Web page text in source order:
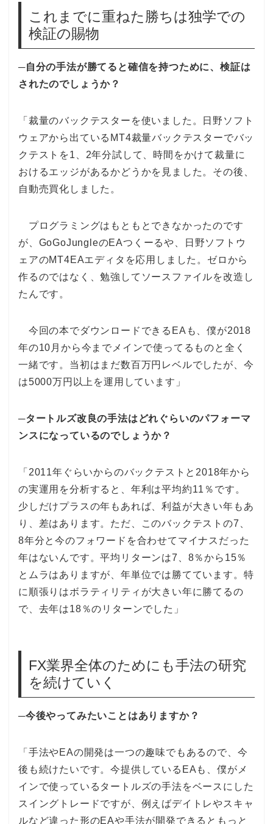
これまでに重ねた勝ちは独学での
検証の賜物
─自分の手法が勝てると確信を持つために、検証は
されたのでしょうか？
「裁量のバックテスターを使いました。日野ソフト
ウェアから出ているMT4裁量バックテスターでバッ
クテストを1、2年分試して、時間をかけて裁量に
おけるエッジがあるかどうかを見ました。その後、
自動売買化しました。
プログラミングはもともとできなかったのです
が、GoGoJungleのEAつくーるや、日野ソフトウ
ェアのMT4EAエディタを応用しました。ゼロから
作るのではなく、勉強してソースファイルを改造し
たんです。
今回の本でダウンロードできるEAも、僕が2018
年の10月から今までメインで使ってるものと全く
一緒です。当初はまだ数百万円レベルでしたが、今
は5000万円以上を運用しています」
─タートルズ改良の手法はどれぐらいのパフォーマ
ンスになっているのでしょうか？
「2011年ぐらいからのバックテストと2018年から
の実運用を分析すると、年利は平均約11％です。
少しだけプラスの年もあれば、利益が大きい年もあ
り、差はあります。ただ、このバックテストの7、
8年分と今のフォワードを合わせてマイナスだった
年はないんです。平均リターンは7、8％から15％
とムラはありますが、年単位では勝てています。特
に順張りはボラティリティが大きい年に勝てるの
で、去年は18％のリターンでした」
FX業界全体のためにも手法の研究
を続けていく
─今後やってみたいことはありますか？
「手法やEAの開発は一つの趣味でもあるので、今
後も続けたいです。今提供しているEAも、僕がメ
インで使っているタートルズの手法をベースにした
スイングトレードですが、例えばデイトレやスキャ
ルなど違った形のEAや手法が開発できるともっと